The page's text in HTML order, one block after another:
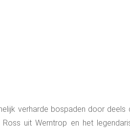
verharde bospaden door deels
uit Werntrop en het